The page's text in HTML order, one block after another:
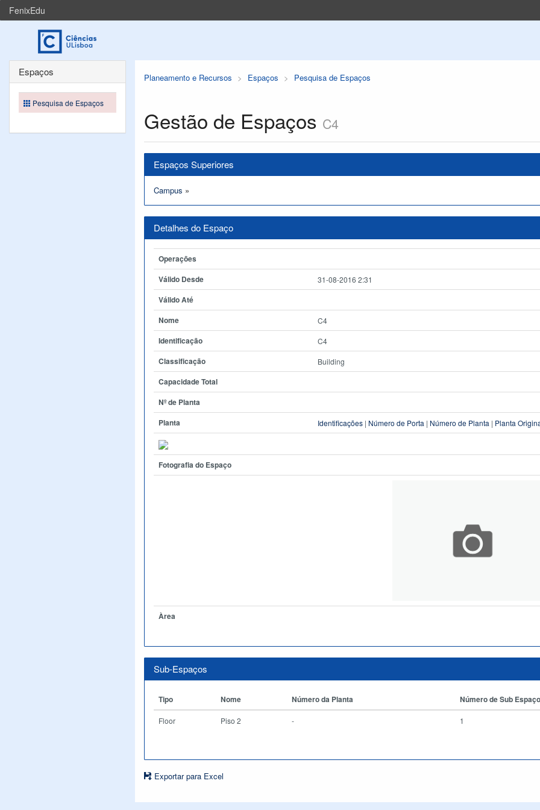
FenixEdu
Planeamento e Recursos Espaços Pesquisa de Espaços
Gestão de Espaços C4
Espaços Superiores
Campus »
Detalhes do Espaço
Operações
Válido Desde
31-08-2016 2:31
Válido Até
Nome
C4
Identificação C4
Classificação Building
Capacidade Total
Nº de Planta
Planta
Identificações | Número de Porta | Número de Planta | Planta
Fotografia do Espaço
Àrea
Sub-Espaços
Tipo Nome Número da Planta Número de Sub
Floor Piso 2 - 1
Exportar para Excel
Espaços
Pesquisa de Espaços